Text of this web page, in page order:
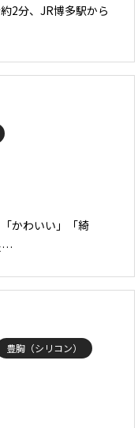
2分、JR博多駅から
かわいい」「綺
…
豊胸（シリコン）